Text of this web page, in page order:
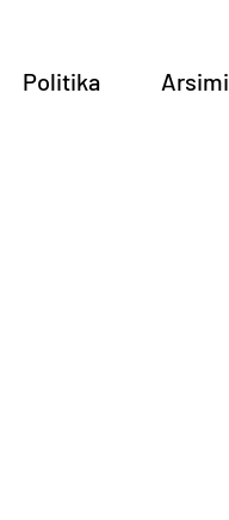
Politika Arsimi